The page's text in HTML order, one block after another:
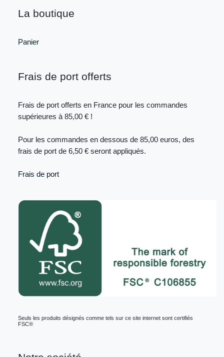
La boutique
Panier
Frais de port offerts
Frais de port offerts en France pour les commandes
supérieures à 85,00 € !
Pour les commandes en dessous de 85,00 euros, des
frais de port de 6,50 € seront appliqués.
Frais de port
Seuls les produits désignés comme tels sur ce site internet sont certifiés
FSC®